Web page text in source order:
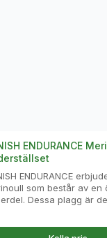
ENDURANCE
ENDURANCE
som består av en
Dessa plagg är